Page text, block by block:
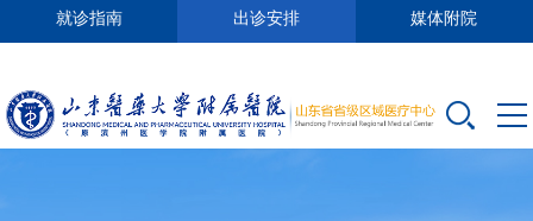
就诊指南 出诊安排 媒体附院